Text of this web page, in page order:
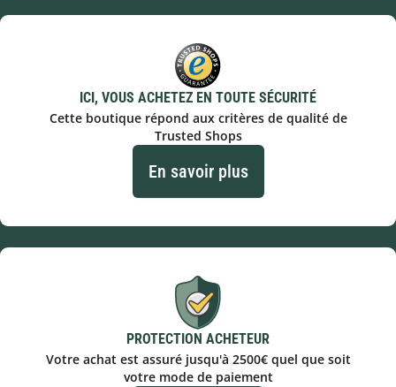
ICI, VOUS ACHETEZ EN TOUTE SÉCURITÉ
Cette boutique répond aux critères de qualité de
Trusted Shops
En savoir plus
PROTECTION ACHETEUR
Votre achat est assuré jusqu'à 2500€ quel que soit
votre mode de paiement